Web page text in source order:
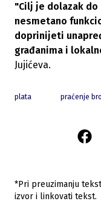
"Cilj je dolazak
nesmetano
doprinijeti
građanima i
Jujićeva.
plata praćenje
*Pri preuzimanju
izvor i linkovati tekst.